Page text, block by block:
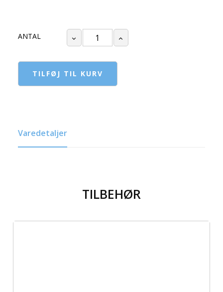
ANTAL
TILFØJ TIL KURV
Varedetaljer
TILBEHØR